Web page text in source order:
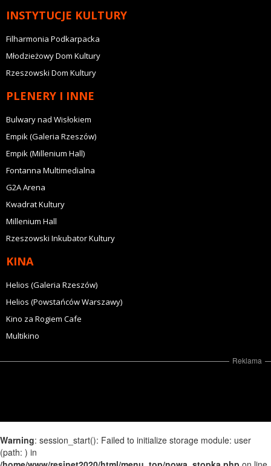
INSTYTUCJE KULTURY
Filharmonia Podkarpacka
Młodzieżowy Dom Kultury
Rzeszowski Dom Kultury
PLENERY I INNE
Bulwary nad Wisłokiem
Empik (Galeria Rzeszów)
Empik (Millenium Hall)
Fontanna Multimedialna
G2A Arena
Kwadrat Kultury
Millenium Hall
Rzeszowski Inkubator Kultury
KINA
Helios (Galeria Rzeszów)
Helios (Powstańców Warszawy)
Kino za Rogiem Cafe
Multikino
Reklama
Warning: session_start(): Failed to initialize storage module: user
(path: ) in